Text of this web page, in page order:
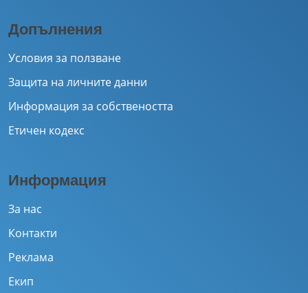
Допълнения
Условия за ползване
Защита на личните данни
Информация за собствеността
Етичен кодекс
Информация
За нас
Контакти
Реклама
Екип